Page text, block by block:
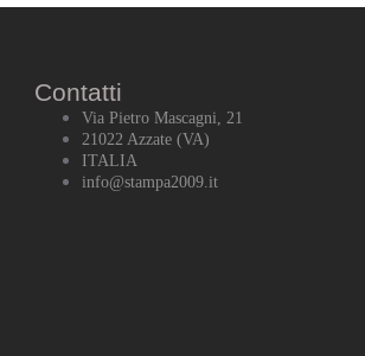
Contatti
Via Pietro Mascagni, 21
21022 Azzate (VA)
ITALIA
info@stampa2009.it